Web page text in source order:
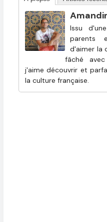
Issu
parents
d'aimer la
fâché avec
j'aime découvrir et
la culture française.